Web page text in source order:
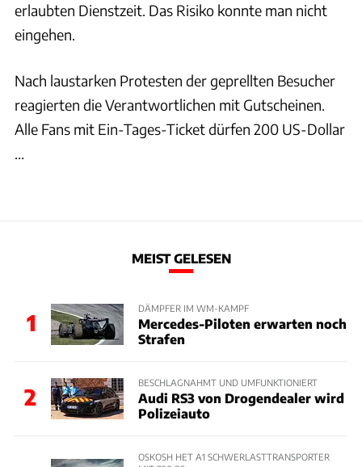
erlaubten Dienstzeit. Das Risiko konnte man nicht
eingehen.
Nach laustarken Protesten der geprellten Besucher
reagierten die Verantwortlichen mit Gutscheinen.
Alle Fans mit Ein-Tages-Ticket dürfen 200 US-Dollar
...
MEIST GELESEN
1
DÄMPFER IM WM-KAMPF
Mercedes-Piloten erwarten noch
Strafen
2
BESCHLAGNAHMT UND UMFUNKTIONIERT
Audi RS3 von Drogendealer wird
Polizeiauto
OSKOSH HET A1 SCHWERLASTTRANSPORTER